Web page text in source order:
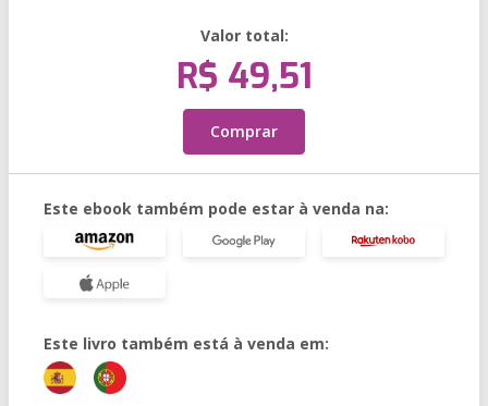
Valor total:
R$ 49,51
Comprar
Este ebook também pode estar à venda na:
Este livro também está à venda em: